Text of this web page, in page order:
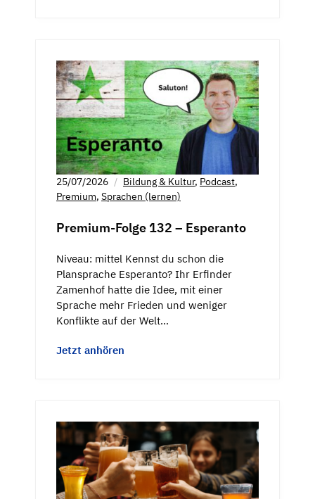
25/07/2026 Bildung & Kultur, Podcast,
Premium, Sprachen (lernen)
Premium-Folge 132 – Esperanto
Niveau: mittel Kennst du schon die
Plansprache Esperanto? Ihr Erfinder
Zamenhof hatte die Idee, mit einer
Sprache mehr Frieden und weniger
Konflikte auf der Welt…
Jetzt anhören